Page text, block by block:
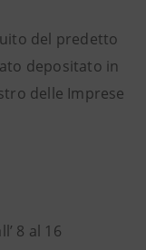
del predetto
depositato in
delle Imprese
8 al 16